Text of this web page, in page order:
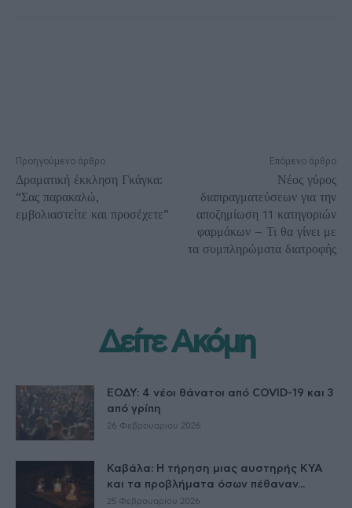
Προηγούμενο άρθρο
Δραματική έκκληση Γκάγκα:
“Σας παρακαλώ,
εμβολιαστείτε και προσέχετε”
Επόμενο άρθρο
Νέος γύρος
διαπραγματεύσεων για την
αποζημίωση 11 κατηγοριών
φαρμάκων – Τι θα γίνει με
τα συμπληρώματα διατροφής
Δείτε Ακόμη
ΕΟΔΥ: 4 νέοι θάνατοι από COVID-19 και 3
από γρίπη
26 Φεβρουαρίου 2026
Καβάλα: Η τήρηση μιας αυστηρής ΚΥΑ
και τα προβλήματα όσων πέθαναν...
25 Φεβρουαρίου 2026